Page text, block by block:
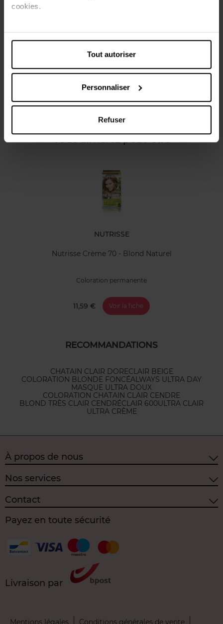
cookies.
Tout autoriser
Personnaliser
Refuser
l’huile de karité. L’après-shampoing répare la fibre
5x plus forts*. * Test instrumental.
Caractéristiques
Vous aimerez peut-être
NUTRISSE
Nutrisse Crème 70 - Blond Naturel
Coloration permanente
11,59 € Voir la fiche
RECOMMANDATIONS
CHATAIN CLAIR DORECLAIR BEIGE
COLORATION BLONDE FONCÉALWAYS ULTRA DAY
MASQUE ULTRA DOUX
COLORATION CHATAIN CLAIR CENDRE
BLOND TRÈS CLAIR CENDRÉCLAIR 600ULTRA CLAIR
ULTRA CRÈME
À propos de nous
Nos services
Contact
Payez en toute sécurité
Livraison par
Mentions légales Conditions générales de vente